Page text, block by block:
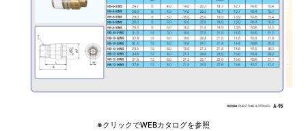
※クリックでWEBカタログを参照